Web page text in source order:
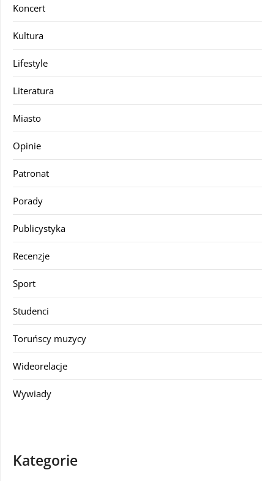
Koncert
Kultura
Lifestyle
Literatura
Miasto
Opinie
Patronat
Porady
Publicystyka
Recenzje
Sport
Studenci
Toruńscy muzycy
Wideorelacje
Wywiady
Kategorie